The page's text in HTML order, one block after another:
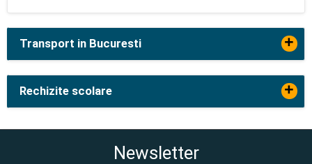
Transport in Bucuresti +
Rechizite scolare +
Newsletter